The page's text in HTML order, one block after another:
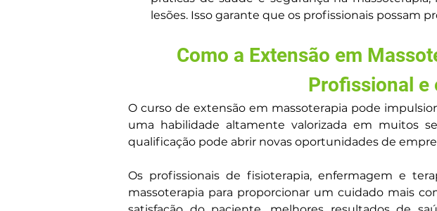
lesões. Isso garante que os profissionais possam
Como a Extensão em
Profissional e
O curso de extensão em massoterapia pode
uma habilidade altamente valorizada em muitos
qualificação pode abrir novas oportunidades de
Os profissionais de fisioterapia, enfermagem e
massoterapia para proporcionar um cuidado mais